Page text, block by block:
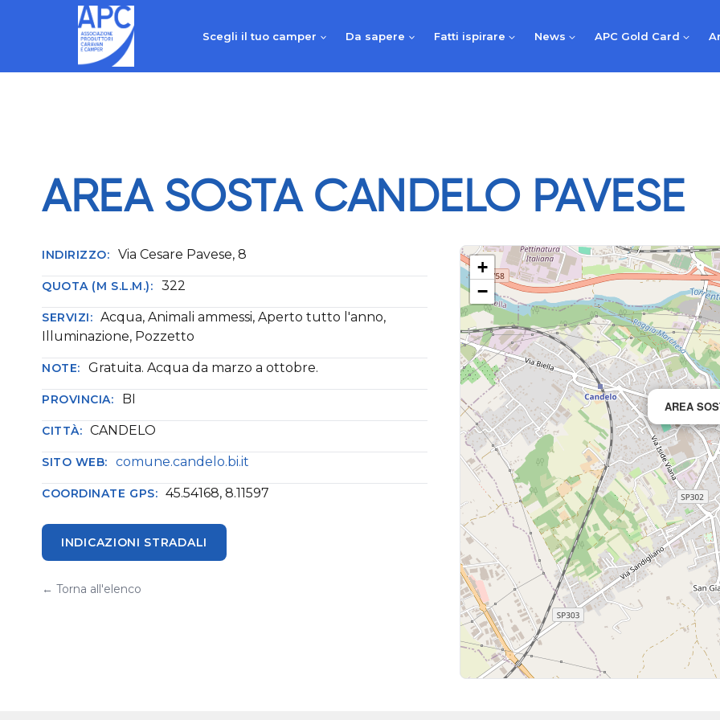
Scegli il tuo camper Da sapere Fatti ispirare News APC Gold Card
AREA SOSTA CANDELO PAVESE
INDIRIZZO: Via Cesare Pavese, 8
QUOTA (M S.L.M.): 322
SERVIZI: Acqua, Animali ammessi, Aperto tutto l'anno,
Illuminazione, Pozzetto
NOTE: Gratuita. Acqua da marzo a ottobre.
PROVINCIA: BI
CITTÀ: CANDELO
SITO WEB: comune.candelo.bi.it
COORDINATE GPS: 45.54168, 8.11597
INDICAZIONI STRADALI
← Torna all'elenco
AREA
+
−